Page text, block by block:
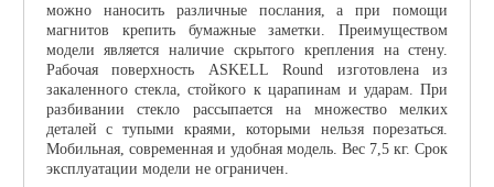
можно наносить различные послания, а при помощи
магнитов крепить бумажные заметки. Преимуществом
модели является наличие скрытого крепления на стену.
Рабочая поверхность ASKELL Round изготовлена из
закаленного стекла, стойкого к царапинам и ударам. При
разбивании стекло рассыпается на множество мелких
деталей с тупыми краями, которыми нельзя порезаться.
Мобильная, современная и удобная модель. Вес 7,5 кг. Срок
эксплуатации модели не ограничен.